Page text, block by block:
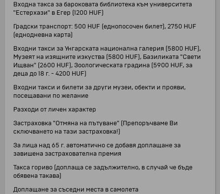
Входна такса за бароковата библиотека към университета
"Естерхази" в Егер (1200 HUF)
Градски транспорт: 500 HUF (еднопосочен билет), 2750 HUF
(еднодневна карта)
Входни такси за Унгарската национална галерия (5800 HUF),
Музеят на изящните изкуства (5800 HUF), Базиликата "Свети
Ищван" (2600 HUF), Зоологическата градина (5900 HUF, за
деца до 18 г. - 4200 HUF)
Входни такси и билети за други музеи, обекти и прояви,
посещавани по желание
Разходи от личен характер
Застраховка "Отмяна на пътуване" (Препоръчваме Ви
сключването на тази застраховка!)
За лица над 65 г. автоматично се добавя доплащане за
завишена застрахователна премия
Такса гориво (доплаща се задължително, в случай че бъде
обявена такава)
Доплащане за съседни места в самолета